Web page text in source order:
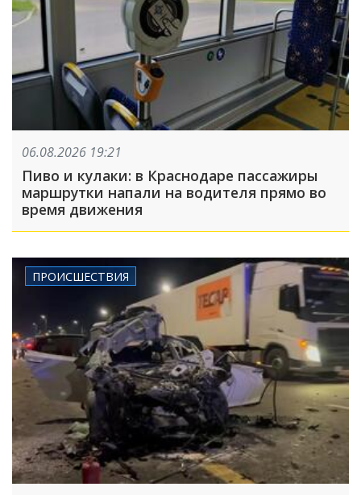
06.08.2026 19:21
Пиво и кулаки: в Краснодаре пассажиры
маршрутки напали на водителя прямо во
время движения
ПРОИСШЕСТВИЯ